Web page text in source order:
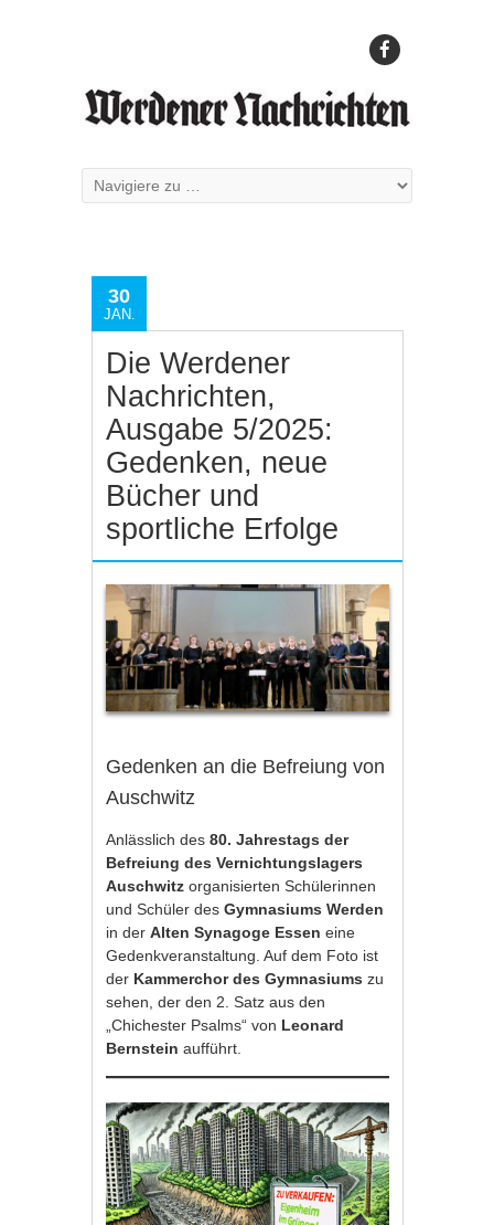
30
JAN.
Die Werdener
Nachrichten,
Ausgabe 5/2025:
Gedenken, neue
Bücher und
sportliche Erfolge
Gedenken an die Befreiung von
Auschwitz
Anlässlich des80. Jahrestags der
Befreiung des Vernichtungslagers
Auschwitzorganisierten Schülerinnen
und Schüler desGymnasiums Werden
in derAlten Synagoge Essen eine
Gedenkveranstaltung. Auf dem Foto ist
der Kammerchor des Gymnasiumszu
sehen, der den 2. Satz aus den
„Chichester Psalms“ von Leonard
Bernstein aufführt.